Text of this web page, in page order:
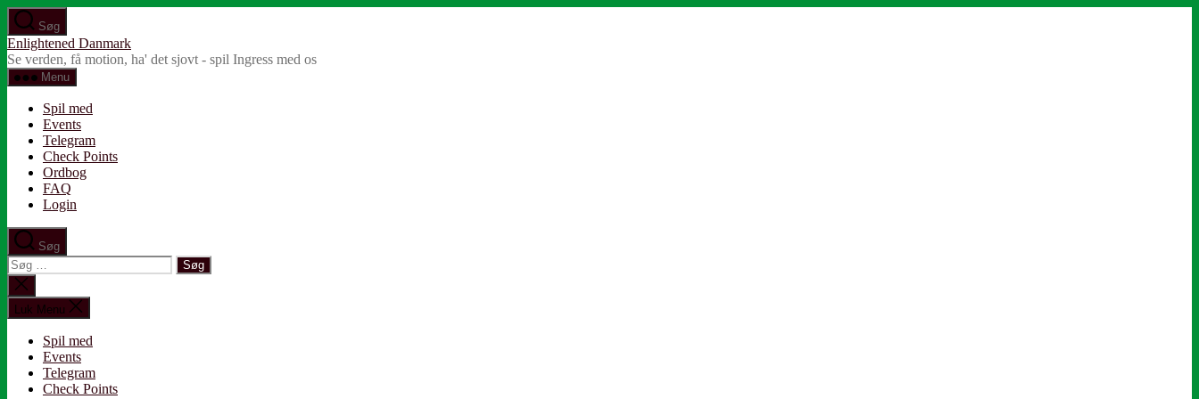
Spring
til
indholdet
Søg
Enlightened Danmark
Se verden, få motion, ha' det sjovt - spil Ingress med os
Menu
Spil med
Events
Telegram
Check Points
Ordbog
FAQ
Login
Søg
Søg
efter:
Luk
søgning
Luk Menu
Spil med
Events
Telegram
Check Points